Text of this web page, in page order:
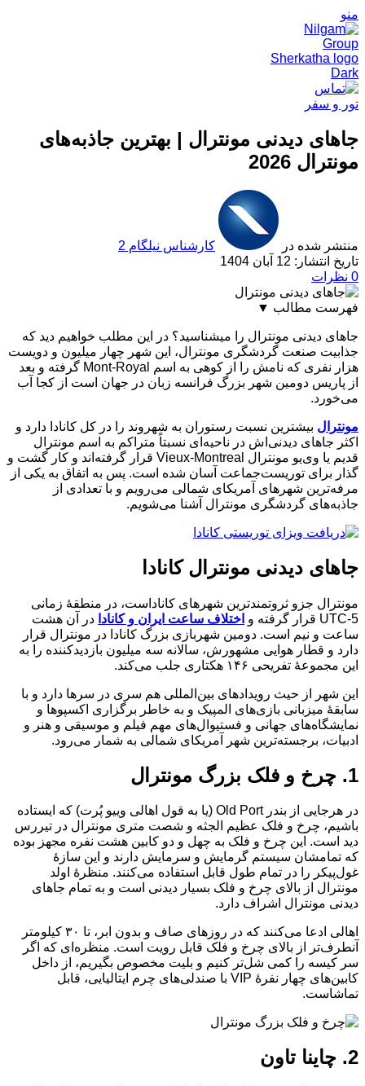
منو
تور و سفر
جاهای دیدنی مونترال | بهترین جاذبه‌های
مونترال 2026
منتشر شده در
کارشناس نیلگام 2
تاریخ انتشار: 12 آبان 1404
0 نظرات
فهرست مطالب ▼
جاهای دیدنی مونترال کانادا
1. چرخ و فلک بزرگ مونترال
2. چاینا تاون
3. باغ گیاه شناسی
4. کانال لاشین
6. میدان سَن لویی
7. موزه مَک کُرد
8. کلیسای جامع مریم مقدس
9. بازار اَت‌ واتِر و ژان تَلُن
10. پلاس دِز آرت
11. پوآنتَه کَلییِر
13. مرکز علمی مونترال
15. بندرگاه قدیم
17. کلیسای نوتردام
18. کلیسای سن جوزف
جاهای دیدنی مونترال را میشناسید؟ در این مطلب خواهیم دید که
جذابیت صنعت گردشگری مونترال، این شهر چهار میلیون و دویست
هزار نفری که نامش را از کوهی به اسم Mont-Royal گرفته و بعد
از پاریس دومین شهر بزرگ فرانسه زبان در جهان است از کجا آب
می‌خورد.
مونترال بیشترین نسبت رستوران به شهروند را در کل کانادا دارد و
اکثر جاهای دیدنی‌اش در ناحیه‌ای نسبتاً متراکم به اسم مونترال
قدیم یا وی‌یو مونترال Vieux-Montreal قرار گرفته‌‌اند و کار گشت و
گذار برای توریست‌جماعت آسان شده است. پس به اتفاق به یکی از
مرفه‌ترین شهرهای آمریکای شمالی می‌رویم و با تعدادی از
جاذبه‌های گردشگری مونترال آشنا می‌شویم.
جاهای دیدنی مونترال کانادا
مونترال جزو ثروتمندترین شهرهای کاناداست، در منطقهٔ زمانی
UTC-5‌ قرار گرفته و
اختلاف ساعت ایران و کانادا در آن هشت
ساعت و نیم است. دومین شهربازی بزرگ کانادا در مونترال قرار
دارد و قطار هوایی مشهورش، سالانه سه میلیون بازدیدکننده را به
این مجموعهٔ‌ تفریحی ۱۴۶ هکتاری جلب می‌کند.
این شهر از حیث رویدادهای بین‌المللی هم سری در سرها دارد و با
سابقهٔ میزبانی بازی‌های المپیک و به خاطر برگزاری اکسپوها و
نمایشگاه‌های جهانی و فستیوال‌های مهم فیلم و موسیقی و هنر و
ادبیات، برجسته‌ترین شهر آمریکای شمالی به شمار می‌رود.
1. چرخ و فلک بزرگ مونترال
در هرجایی از بندر Old Port (یا به قول اهالی وییو پُرت) که ایستاده
باشیم، چرخ و فلک عظیم‌ الجثه و شصت متری مونترال در تیررس
دید است. این چرخ و فلک به چهل و دو کابین هشت نفره مجهز بوده
که تمامشان سیستم گرمایش و سرمایش دارند و این سازهٔ‌
غول‌پیکر را در تمام طول قابل استفاده می‌کنند. منظرهٔ اولد
مونترال از بالای چرخ و فلک بسیار دیدنی است و به تمام جاهای
دیدنی مونترال اشراف دارد.
اهالی ادعا می‌کنند که در روزهای صاف و بدون ابر، تا ۳۰ کیلومتر
آنطرف‌تر از بالای چرخ و فلک قابل رویت است. منظره‌ای که اگر
سر کیسه را کمی شل‌تر کنیم و بلیت مخصوص بگیریم، از داخل
کابین‌های چهار نفرهٔ VIP با صندلی‌های چرم ایتالیایی، قابل
تماشاست.
2. چاینا تاون